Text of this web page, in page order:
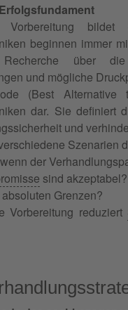
bildet
beginnen immer
über die
und mögliche
(Best
dar. Sie
und
Szenarien
der
sind akzeptabel?
Grenzen?
Vorbereitung reduziert